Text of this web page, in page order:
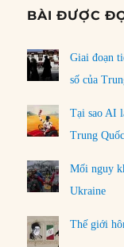
BÀI ĐƯỢC
Giai đoạn
số của
Tại sao AI
Trung Quốc
Mối nguy
Ukraine
Thế giới